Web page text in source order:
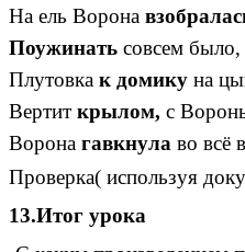
На ель Ворона
Поужинать совсем было,
Плутовка к домику на
Вертит крылом, с
Ворона гавкнула во всё
Проверка( используя
13.Итог урока